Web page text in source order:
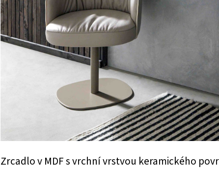
Zrcadlo v MDF s vrchní vrstvou keramického